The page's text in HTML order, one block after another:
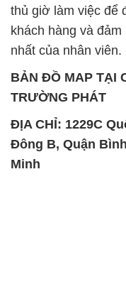
thủ giờ làm việc để
khách hàng và
nhất của nhân viên.
BẢN ĐỒ MAP TẠI
TRƯỜNG PHÁT
ĐỊA CHỈ: 1229C
Đông B, Quận
Minh